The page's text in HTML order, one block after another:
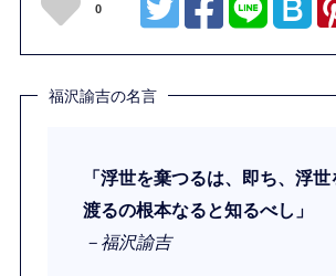
0
福沢諭吉の名言
「浮世を棄つるは、即ち、浮
渡るの根本なると知るべし」
－福沢諭吉